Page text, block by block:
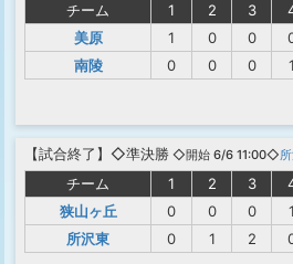
チーム 1 2 3
美原
1 0 0
南陵
0 0 0 1
【試合終了 】◇準決勝 ◇開始 6/6 11:00◇
チーム 1 2 3
狭山ヶ丘
0 0 0 1
所沢東
0 1 2